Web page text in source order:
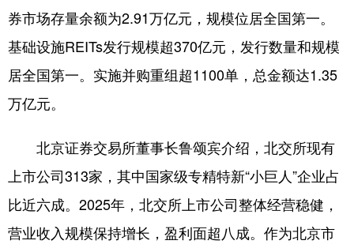
山东 河南 湖北 湖南
广东 广西 海南 重庆
四川 贵州 云南 西藏
陕西
新疆 内蒙古 黑龙江
多语种频道
English Español Français عربى
券市场存量余额为2.91万亿元，规模位居全国第一。
基础设施REITs发行规模超370亿元，发行数量和规模
居全国第一。实施并购重组超1100单，总金额达1.35
万亿元。
北京证券交易所董事长鲁颂宾介绍，北交所现有
上市公司313家，其中国家级专精特新“小巨人”企业占
比近六成。2025年，北交所上市公司整体经营稳健，
营业收入规模保持增长，盈利面超八成。作为北京市